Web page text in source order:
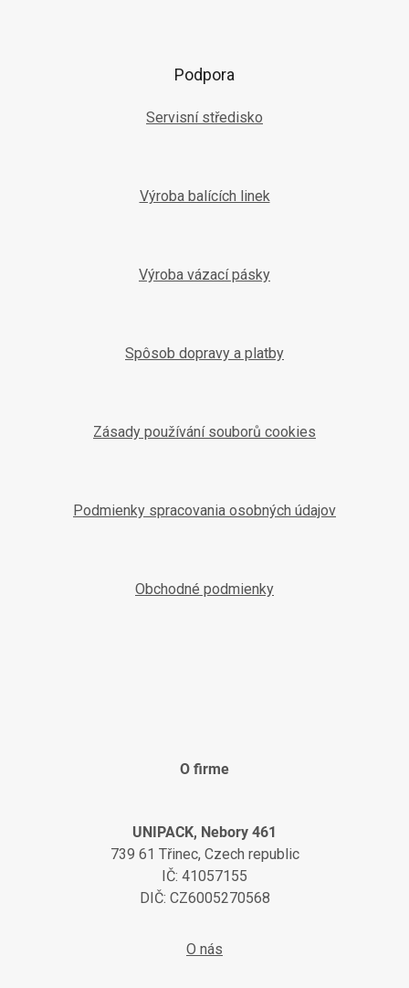
Podpora
Servisní středisko
Výroba balících linek
Výroba vázací pásky
Spôsob dopravy a platby
Zásady používání souborů cookies
Podmienky spracovania osobných údajov
Obchodné podmienky
O firme
UNIPACK, Nebory 461
739 61 Třinec, Czech republic
IČ: 41057155
DIČ: CZ6005270568
O nás